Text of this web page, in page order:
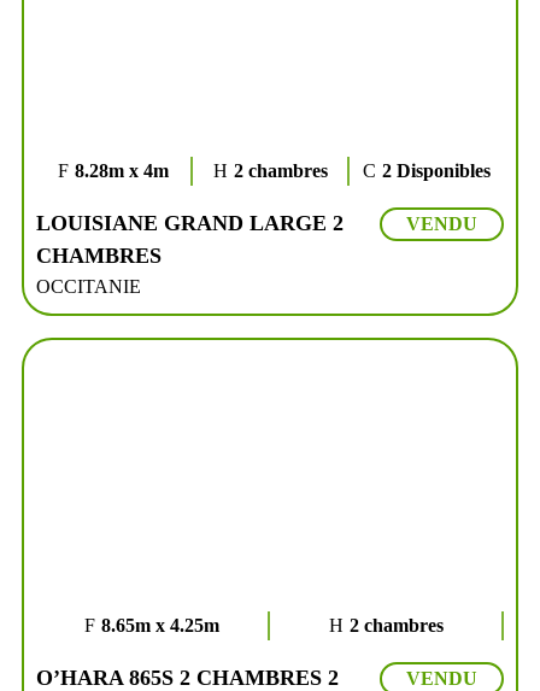
8.28m x 4m 2 chambres 2 Disponibles
LOUISIANE GRAND LARGE 2
CHAMBRES
OCCITANIE
VENDU
8.65m x 4.25m 2 chambres
O’HARA 865S 2 CHAMBRES 2
VENDU